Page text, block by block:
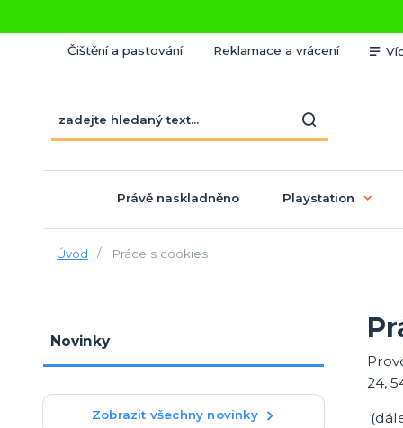
Čištění a pastování Reklamace a vrácení
Právě naskladněno Playstation
Úvod Práce s cookies
Novinky
Zobrazit všechny novinky
24,